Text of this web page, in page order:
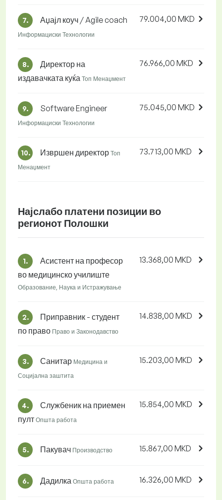
7. Аџајл коуч / Agile coach
Информациски Технологии
79.004,00 MKD
8.
Директор на
издавачката куќа Топ Менаџмент
76.966,00 MKD
9. Software Engineer
Информациски Технологии
75.045,00 MKD
10. Извршен директор Топ
Менаџмент
73.713,00 MKD
Најслабо платени позиции во
регионот Полошки
1.
Асистент на професор
во медицинско училиште
Образование, Наука и Истражување
13.368,00 MKD
2.
Приправник - студент
по право Право и Законодавство
14.838,00 MKD
3. Санитар Медицина и
Социјална заштита
15.203,00 MKD
4.
Службеник на приемен
пулт Општа работа
15.854,00 MKD
5. Пакувач Производство 15.867,00 MKD
6. Дадилка Општа работа 16.326,00 MKD